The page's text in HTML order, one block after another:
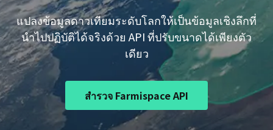
แปลงข้อมูลดาวเทียมระดับโลกให้เป็นข้อมูลเชิงลึกที่
นำไปปฏิบัติได้จริงด้วย API ที่ปรับขนาดได้เพียงตัว
เดียว
สำรวจ Farmispace API